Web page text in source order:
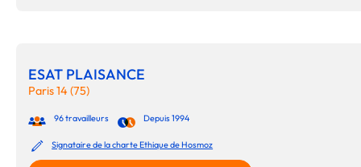
ESAT PLAISANCE
Paris 14 (75)
96 travailleurs Depuis 1994
Signataire de la charte Ethique de Hosmoz